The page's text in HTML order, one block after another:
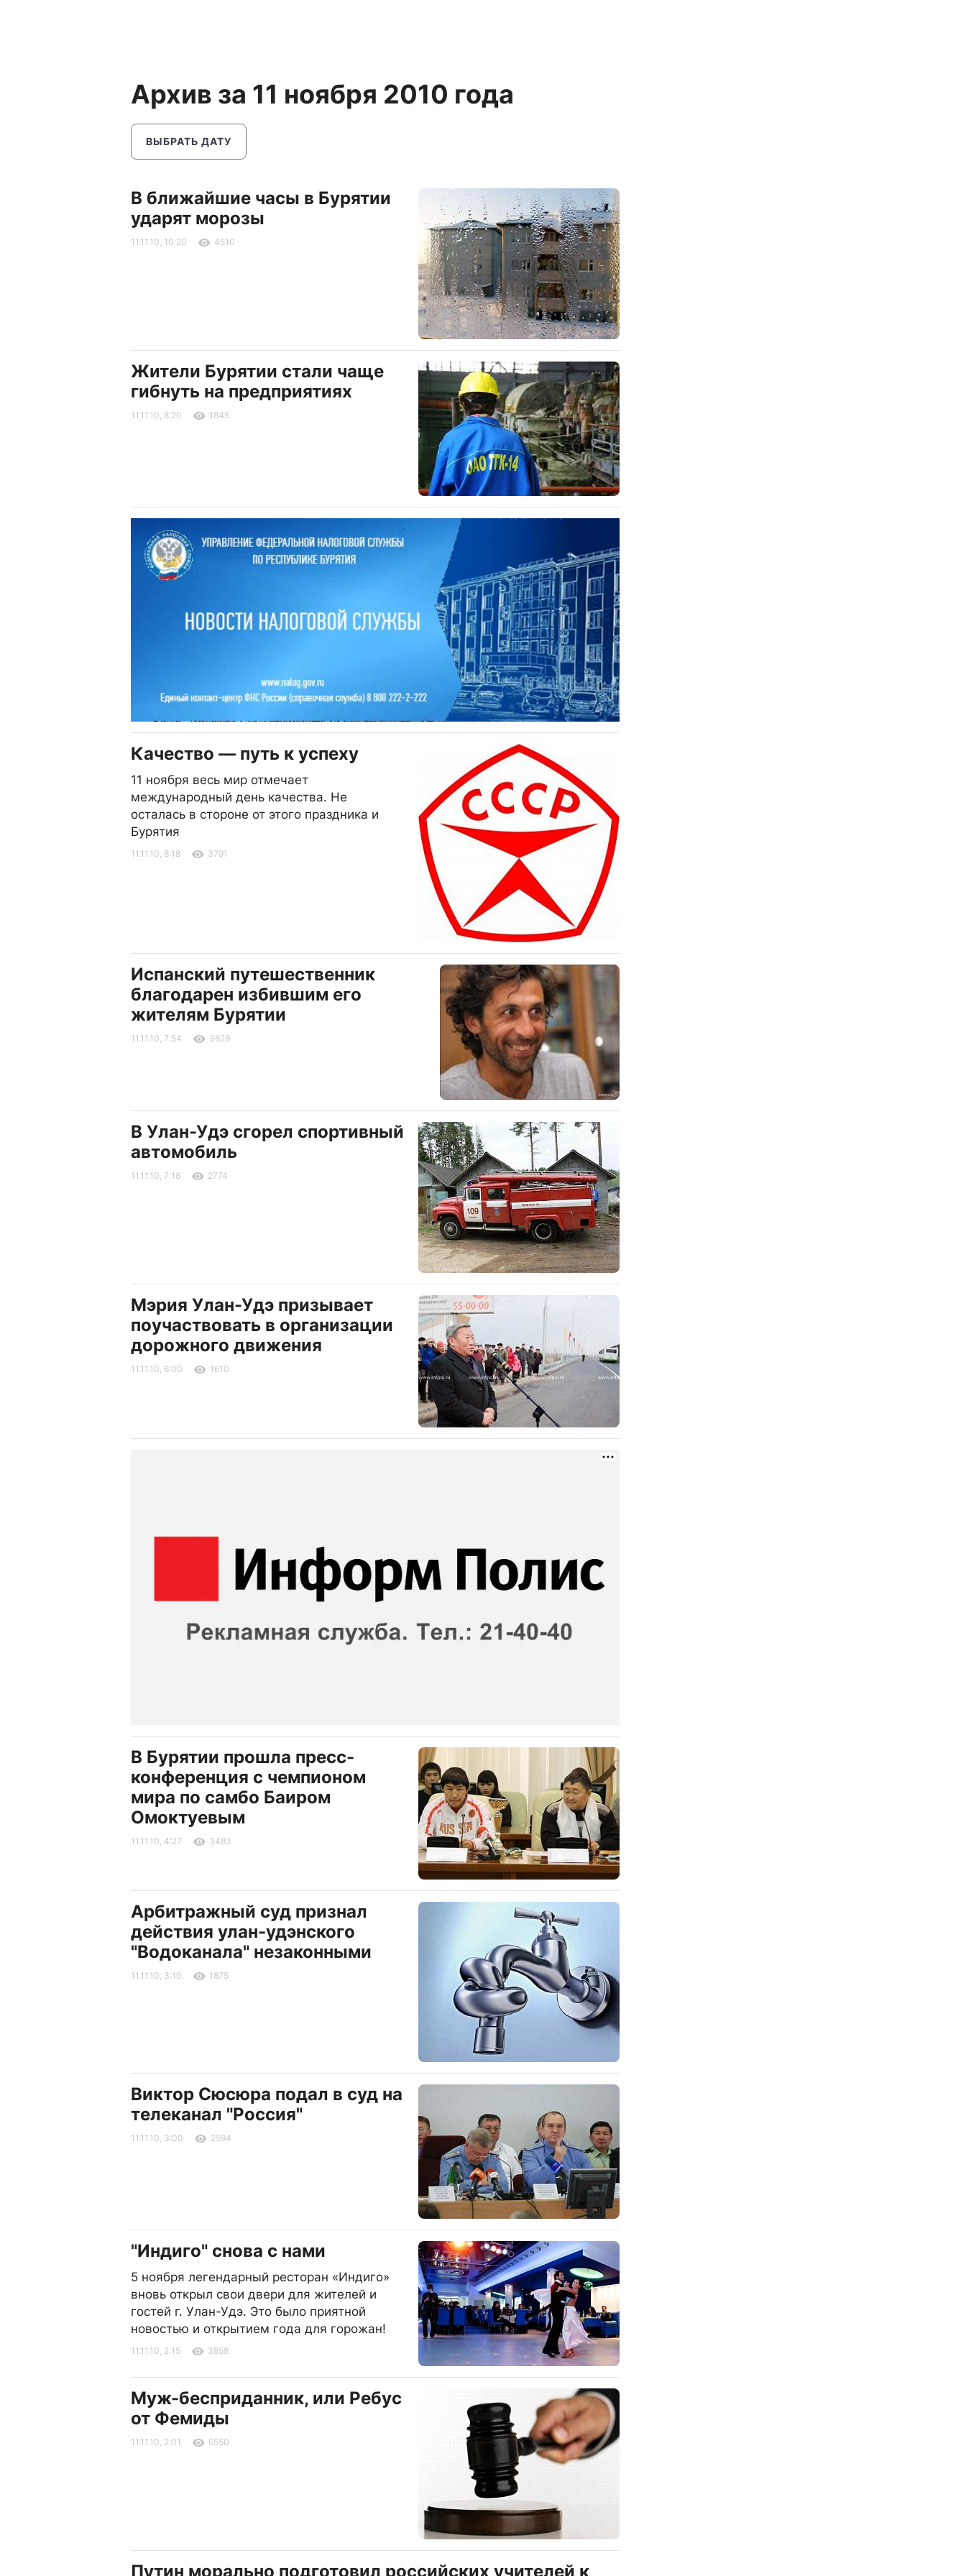
Архив за 11 ноября 2010 года
ВЫБРАТЬ ДАТУ
В ближайшие часы в Бурятии
ударят морозы
11.11.10, 10:20 4510
Жители Бурятии стали чаще
гибнуть на предприятиях
11.11.10, 8:20 1845
Качество — путь к успеху
11 ноября весь мир отмечает
международный день качества. Не
осталась в стороне от этого праздника и
Бурятия
11.11.10, 8:18 3791
Испанский путешественник
благодарен избившим его
жителям Бурятии
11.11.10, 7:54 3629
В Улан-Удэ сгорел спортивный
автомобиль
11.11.10, 7:18 2774
Мэрия Улан-Удэ призывает
поучаствовать в организации
дорожного движения
11.11.10, 6:00 1610
В Бурятии прошла пресс-
конференция с чемпионом
мира по самбо Баиром
Омоктуевым
11.11.10, 4:27 3483
Арбитражный суд признал
действия улан-удэнского
"Водоканала" незаконными
11.11.10, 3:10 1875
Виктор Сюсюра подал в суд на
телеканал "Россия"
11.11.10, 3:00 2594
"Индиго" снова с нами
5 ноября легендарный ресторан «Индиго»
вновь открыл свои двери для жителей и
гостей г. Улан-Удэ. Это было приятной
новостью и открытием года для горожан!
11.11.10, 2:15 3858
Муж-бесприданник, или Ребус
от Фемиды
11.11.10, 2:01 6550
Путин морально подготовил российских учителей к